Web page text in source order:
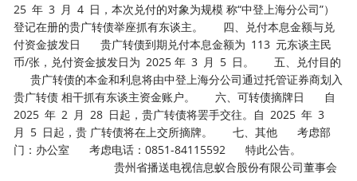
25 年 3 月 4 日，本次兑付的对象为规模 称“中登上海分公司”）
登记在册的贵广转债举座抓有东谈主。 四、兑付本息金额与兑
付资金披发日 贵广转债到期兑付本息金额为 113 元东谈主民
币/张，兑付资金披发日为 2025 年 3 月 5 日。 五、兑付目的
贵广转债的本金和利息将由中登上海分公司通过托管证券商划入
贵广转债 相干抓有东谈主资金账户。 六、可转债摘牌日 自
2025 年 2 月 28 日起，贵广转债将罢手交往。自 2025 年 3
月 5 日起，贵 广转债将在上交所摘牌。 七、其他 考虑部
门：办公室 考虑电话：0851-84115592 特此公告。
贵州省播送电视信息蚁合股份有限公司董事会